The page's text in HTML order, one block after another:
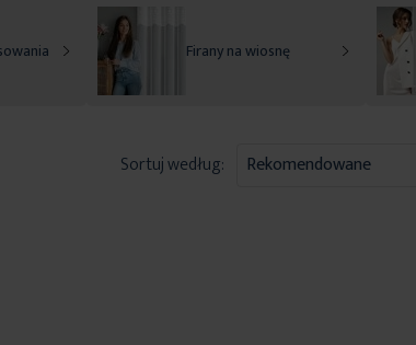
Firany na wiosnę
Sortuj według: